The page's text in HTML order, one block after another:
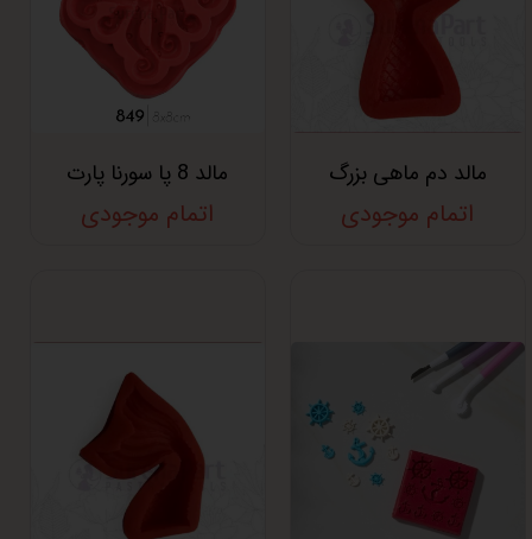
مالد دم ماهی بزرگ
اتمام موجودی
مالد 8 پا سورنا پارت
اتمام موجودی